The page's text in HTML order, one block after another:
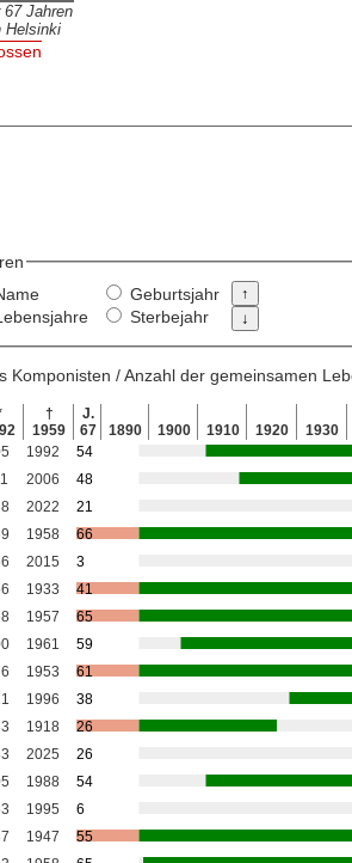
67 Jahren
Helsinki
Geburtsjahr
Sterbejahr
Komponisten / Anzahl der gemeinsamen
†
1959
J.
67
1890 1900 1910 1920 1930
1992
54
2006
48
2022
21
1958
66
2015
3
1933
41
1957
65
1961
59
1953
61
1996
38
1918
26
2025
26
1988
54
1995
6
1947
55